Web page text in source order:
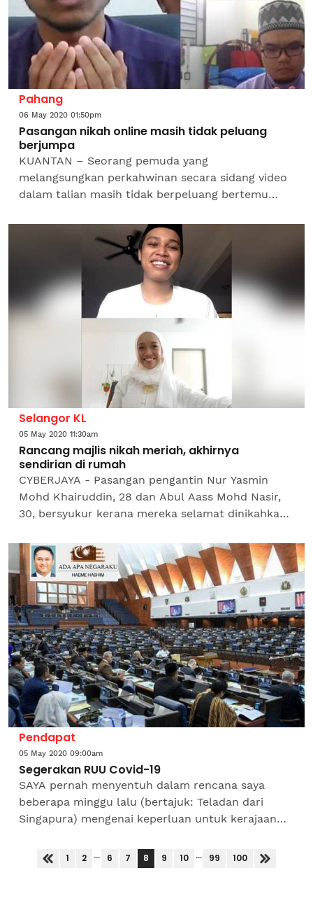
Pahang
06 May 2020 01:50pm
Pasangan nikah online masih tidak peluang
berjumpa
KUANTAN – Seorang pemuda yang
melangsungkan perkahwinan secara sidang video
dalam talian masih tidak berpeluang bertemu
larangan perjalanan merentas negeri...
Selangor KL
05 May 2020 11:30am
Rancang majlis nikah meriah, akhirnya
sendirian di rumah
CYBERJAYA - Pasangan pengantin Nur Yasmin
Mohd Khairuddin, 28 dan Abul Aass Mohd Nasir,
30, bersyukur kerana mereka selamat dinikahkan
Kawalan Pergerakan...
Pendapat
05 May 2020 09:00am
Segerakan RUU Covid-19
SAYA pernah menyentuh dalam rencana saya
beberapa minggu lalu (bertajuk: Teladan dari
Singapura) mengenai keperluan untuk kerajaan
menggubal undang-undang...
1 2 ... 6 7 8 9 10 ... 99 100